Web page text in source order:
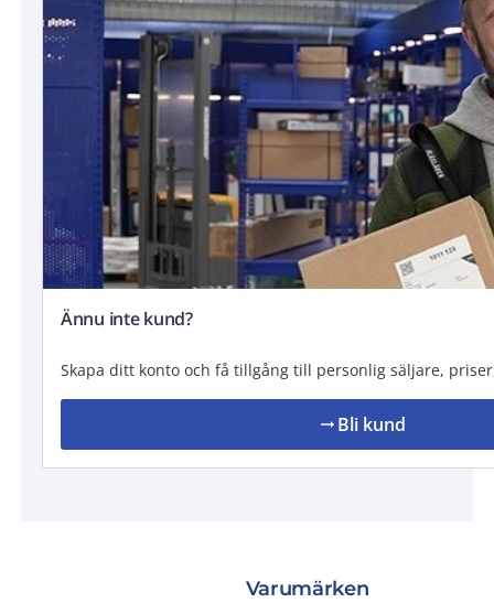
Ännu inte kund?
Skapa ditt konto och få tillgång till personlig säljare,
arrow_right_alt Bli kund
Varumärken